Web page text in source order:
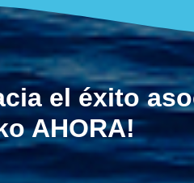
el éxito
AHORA!